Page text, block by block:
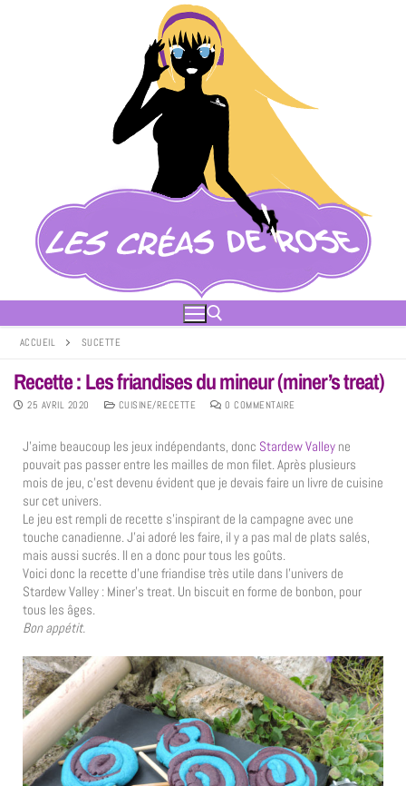
ACCUEIL SUCETTE
Recette : Les friandises du mineur (miner’s treat)
25 AVRIL 2020 CUISINE/RECETTE 0 COMMENTAIRE
J’aime beaucoup les jeux indépendants, donc Stardew Valley ne
pouvait pas passer entre les mailles de mon filet. Après plusieurs
mois de jeu, c’est devenu évident que je devais faire un livre de cuisine
sur cet univers.
Le jeu est rempli de recette s’inspirant de la campagne avec une
touche canadienne. J’ai adoré les faire, il y a pas mal de plats salés,
mais aussi sucrés. Il en a donc pour tous les goûts.
Voici donc la recette d’une friandise très utile dans l’univers de
Stardew Valley : Miner’s treat. Un biscuit en forme de bonbon, pour
tous les âges.
Bon appétit.